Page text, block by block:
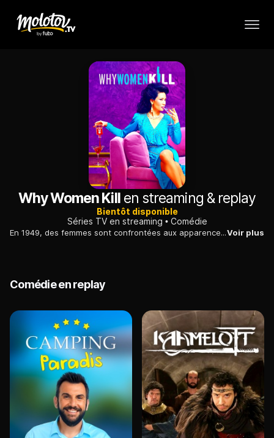
Why Women Killen streaming & replay
Bientôt disponible
Séries TV en streaming
Comédie
En 1949, des femmes sont confrontées aux apparences trompeuses et aux conséquences du fait d'être ignorées. L'une d'elles va faire son possible pour être acceptée.Voir plus
Comédie en replay